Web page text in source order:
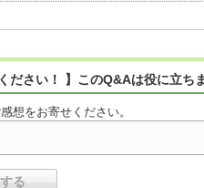
ださい！ 】このQ&Aは役に立ち
想をお寄せください。